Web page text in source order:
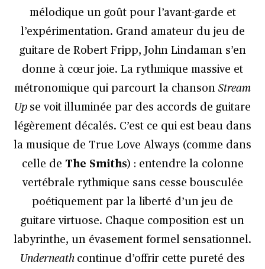
mélodique un goût pour l’avant-garde et
l’expérimentation. Grand amateur du jeu de
guitare de Robert Fripp, John Lindaman s’en
donne à cœur joie. La rythmique massive et
métronomique qui parcourt la chanson Stream
Up se voit illuminée par des accords de guitare
légèrement décalés. C’est ce qui est beau dans
la musique de True Love Always (comme dans
celle de The Smiths) : entendre la colonne
vertébrale rythmique sans cesse bousculée
poétiquement par la liberté d’un jeu de
guitare virtuose. Chaque composition est un
labyrinthe, un évasement formel sensationnel.
Underneath continue d’offrir cette pureté des